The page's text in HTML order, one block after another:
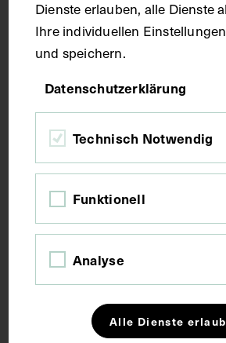
Fotografie
Maße
Bildmaß 10,9 x 7,4 cm
Bildmaß inkl. Untergrund 13,4 x
Kurzbeschreibung
Die Vorlage des Bildes ist ein
Hermann Pfeiffer, nach einem
Baptist Lampi von 1788. Neg I 207/
Schlagwörter
Dienste erlauben, alle Dienste
Ihre individuellen
und speichern.
Datenschutzerklärung
Technisch Notwendig
Funktionell
Analyse
Alle Dienste